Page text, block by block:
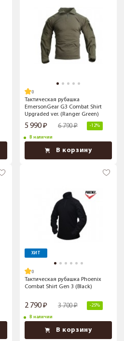
Тактическая рубашка
EmersonGear G3 Combat Shirt
Upgraded ver. (Ranger Green)
5 990 6 790 -12%
В наличии
В корзину
ХИТ
Тактическая рубашка Phoenix
Combat Shirt Gen 3 (Black)
2 790 3 700 -25%
В наличии
В корзину